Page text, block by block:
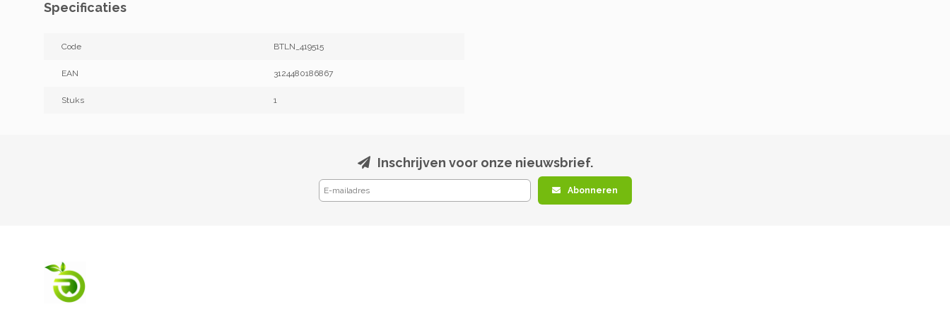
Specificaties
Code BTLN_419515
EAN 3124480186867
Stuks 1
Inschrijven voor onze nieuwsbrief.
Abonneren